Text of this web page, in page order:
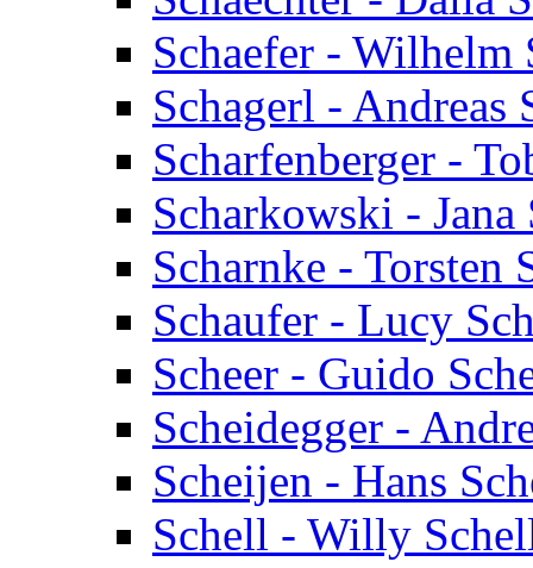
Schaefer - Wilhelm
Schagerl - Andreas
Scharfenberger -
Scharkowski -
Scharnke - Torsten
Schaufer - Lucy
Scheer - Guido
Scheidegger -
Scheijen - Hans
Schell - Willy